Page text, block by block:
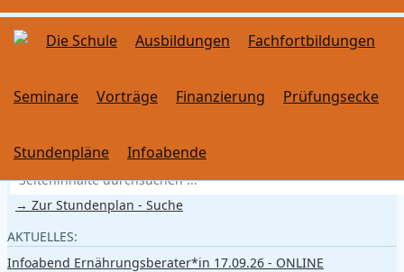
Die Schule Ausbildungen Fachfortbildungen
Seminare Vorträge Finanzierung Prüfungsecke
Stundenpläne Infoabende
SUCHE
→ Zur Stundenplan - Suche
AKTUELLES:
Infoabend Ernährungsberater*in 17.09.26 - ONLINE